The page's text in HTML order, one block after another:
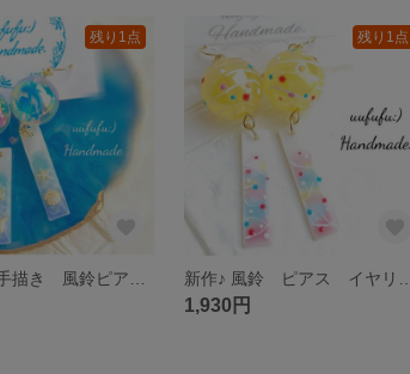
残り1点 残り1点
1,930円